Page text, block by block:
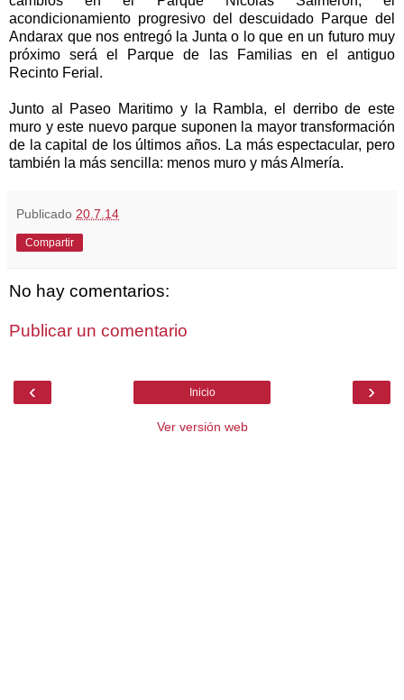
acondicionamiento progresivo del descuidado Parque del
Andarax que nos entregó la Junta o lo que en un futuro muy
próximo será el Parque de las Familias en el antiguo
Recinto Ferial.
Junto al Paseo Maritimo y la Rambla, el derribo de este
muro y este nuevo parque suponen la mayor transformación
de la capital de los últimos años. La más espectacular, pero
también la más sencilla: menos muro y más Almería.
Publicado 20.7.14
Compartir
No hay comentarios:
Publicar un comentario
‹ ›
Inicio
Ver versión web